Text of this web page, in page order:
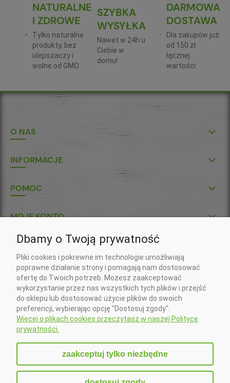
NATURALNE
I ZDROWE
Tylko naturalne
produkty, bez
ulepszaczy i
wolne od GMO
SZYBKA
WYSYŁKA
Nawet w 24h u
Ciebie w
domu!
DARMOWA
DOSTAWA
Dla zakupów już
od 150 zł
łącznej
wartości
O NAS
INFORMACJE
POMOC
MOJE KONTO
P.U.H. "KŁOS-POL" S.C.
Wojciech Gil, Krzysztof Gil
ul. Klasztorna 7
37-418 Krzeszów
Nr konta do wpłat złotówkowych:
20 1090 2750 0000 0001 5673 5994 (Santander)
Nr konta do wpłat w EURO:
PL 41 1090 2750 0000 0001 6407 3181 (Santander)
+48 15 879 83 22
Napisz do nas:
sklep@klospol.pl
Dbamy o Twoją prywatność
Pliki cookies i pokrewne im technologie umożliwiają
poprawne działanie strony i pomagają nam dostosować
ofertę do Twoich potrzeb. Możesz zaakceptować
wykorzystanie przez nas wszystkich tych plików i przejść
do sklepu lub dostosować użycie plików do swoich
preferencji, wybierając opcję "Dostosuj zgody".
Więcej o plikach cookies przeczytasz w naszej Polityce
prywatności.
zaakceptuj tylko niezbędne